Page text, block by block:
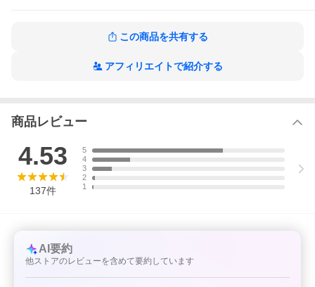
があたってそのような症状があらわれた場合
にご相談ください。そのまま使用を続ける
め、温度の変化等でまれにオリや沈殿物が発
タミン酸、アルギニン、ロイシン、グリシン
セラミドＡＰ、プラセンタエキス、アルブチ
テロール、フィトスフィンゴシン、ラウロ
受付時間9：00〜16：30（土、日、祝を除く
この商品を共有する
アフィリエイトで紹介する
商品レビュー
4.53
137件
5
4
3
2
1
AI要約
他ストアのレビューを含めて要約しています